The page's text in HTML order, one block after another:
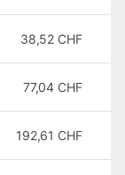
38,52 CHF
77,04 CHF
192,61 CHF